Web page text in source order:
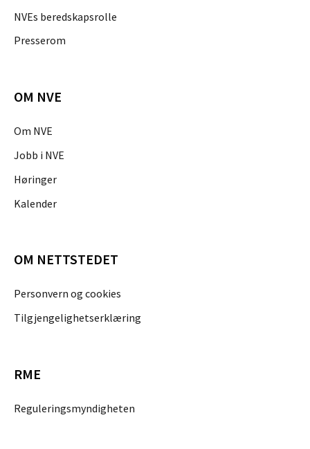
NVEs beredskapsrolle
Presserom
OM NVE
Om NVE
Jobb i NVE
Høringer
Kalender
OM NETTSTEDET
Personvern og cookies
Tilgjengelighetserklæring
RME
Reguleringsmyndigheten